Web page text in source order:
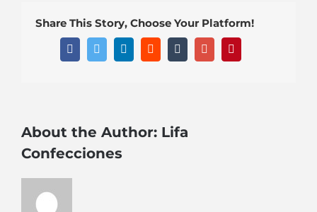
Share This Story, Choose Your Platform!
FacebookTwitter LinkedinReddit Tumblr Google+
About the Author: Lifa
Confecciones